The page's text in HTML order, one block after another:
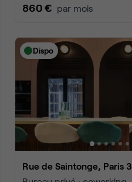
860 € par mois
Dispo
Rue de Saintonge, Paris 3